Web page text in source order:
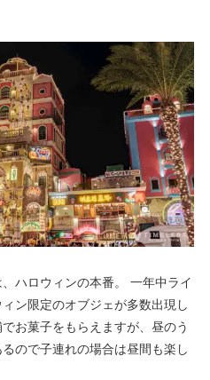
ハロウィンの本番。 一年中ライ
ン限定のオブジェが多数出現し
お菓子をもらえますが、昼のう
ので子連れの場合は昼間も楽し